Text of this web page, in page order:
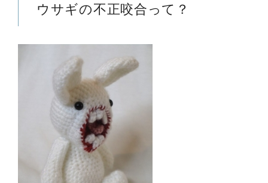
ウサギの不正咬合って？